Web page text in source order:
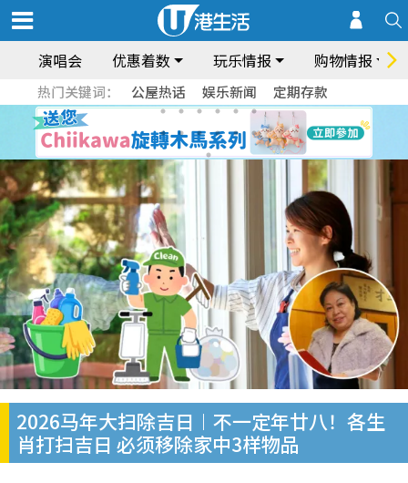
演唱会 优惠着数 玩乐情报 购物情报
热门关键词： 公屋热话 娱乐新闻 定期存款
2026马年大扫除吉日︱不一定年廿八！各生
肖打扫吉日 必须移除家中3样物品